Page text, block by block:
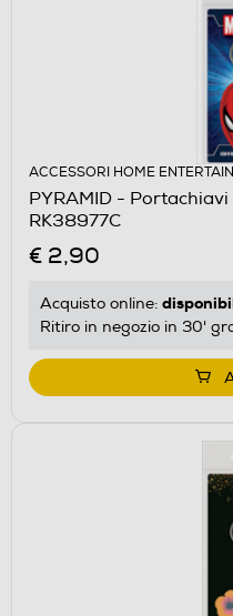
ACCESSORI HOME
PYRAMID -
RK38977C
€ 2,90
Acquisto online:
Ritiro in negozio in 30'